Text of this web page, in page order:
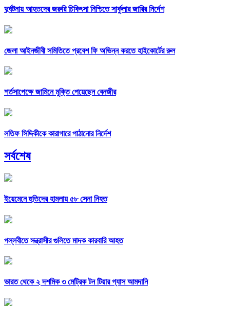
দুর্ঘটনায় আহতদের জরুরি চিকিৎসা নিশ্চিতে সার্কুলার জারির নির্দেশ
জেলা আইনজীবী সমিতিতে প্রবেশ ফি অভিন্ন করতে হাইকোর্টের রুল
শর্তসাপেক্ষে জামিনে মুক্তি পেয়েছেন বেনজীর
লতিফ সিদ্দিকীকে কারাগারে পাঠানোর নির্দেশ
সর্বশেষ
ইয়েমেনে হুতিদের হামলায় ৫৮ সেনা নিহত
পল্লবীতে সন্ত্রাসীর গুলিতে মাদক কারবারি আহত
ভারত থেকে ২ দশমিক ৩ মেট্রিক টন টিয়ার গ্যাস আমদানি